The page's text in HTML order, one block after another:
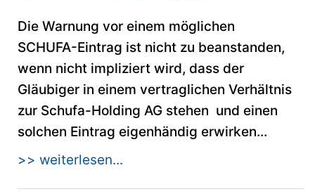
Die Warnung vor einem möglichen
SCHUFA-Eintrag ist nicht zu beanstanden,
wenn nicht impliziert wird, dass der
Gläubiger in einem vertraglichen Verhältnis
zur Schufa-Holding AG stehen und einen
solchen Eintrag eigenhändig erwirken...
>> weiterlesen...